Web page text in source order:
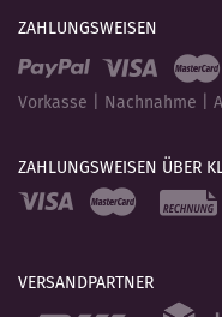
ZAHLUNGSWEISEN
Vorkasse | Nachnahme |
ZAHLUNGSWEISEN ÜBER
VERSANDPARTNER